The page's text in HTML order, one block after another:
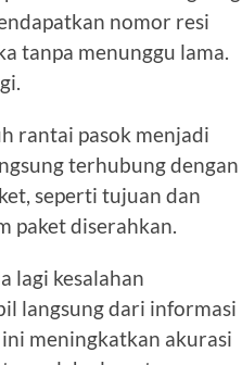
nomor resi
tanpa menunggu lama.
rantai pasok menjadi
terhubung dengan
seperti tujuan dan
paket diserahkan.
lagi kesalahan
langsung dari informasi
meningkatkan akurasi